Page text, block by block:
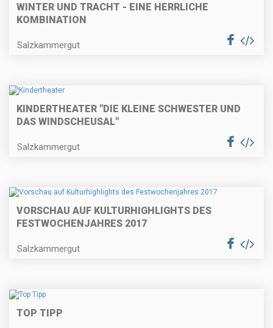
WINTER UND TRACHT - EINE HERRLICHE
KOMBINATION
Salzkammergut
KINDERTHEATER "DIE KLEINE SCHWESTER UND
DAS WINDSCHEUSAL"
Salzkammergut
VORSCHAU AUF KULTURHIGHLIGHTS DES
FESTWOCHENJAHRES 2017
Salzkammergut
TOP TIPP